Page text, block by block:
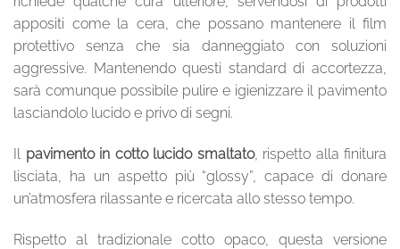
appositi come la cera, che possano mantenere il film
protettivo senza che sia danneggiato con soluzioni
aggressive. Mantenendo questi standard di accortezza,
sarà comunque possibile pulire e igienizzare il pavimento
lasciandolo lucido e privo di segni.
Il pavimento in cotto lucido smaltato, rispetto alla finitura
lisciata, ha un aspetto più “glossy”, capace di donare
un’atmosfera rilassante e ricercata allo stesso tempo.
Rispetto al tradizionale cotto opaco, questa versione